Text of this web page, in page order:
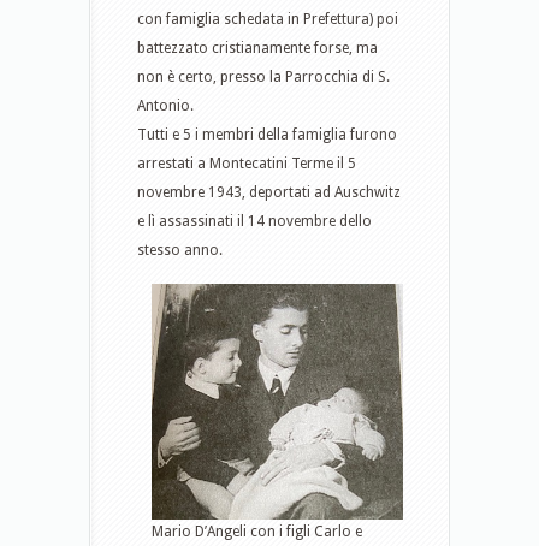
con famiglia schedata in Prefettura) poi
battezzato cristianamente forse, ma
non è certo, presso la Parrocchia di S.
Antonio.
Tutti e 5 i membri della famiglia furono
arrestati a Montecatini Terme il 5
novembre 1943, deportati ad Auschwitz
e lì assassinati il 14 novembre dello
stesso anno.
Mario D’Angeli con i figli Carlo e